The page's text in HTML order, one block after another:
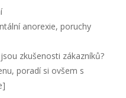
anorexie,poruchy
zkušenosti zákazníků?
poradí si ovšem s